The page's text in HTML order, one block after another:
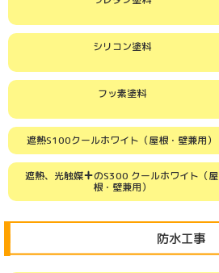
シリコン塗料
フッ素塗料
遮熱S100クールホワイト（屋根・壁兼用）
遮熱、光触媒
のS300 クールホワイト（屋
根・壁兼用）
防水工事